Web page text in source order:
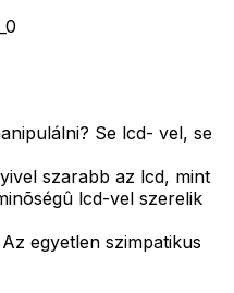
Se lcd- vel, se
szarabb az lcd, mint
lcd-vel szerelik
egyetlen szimpatikus